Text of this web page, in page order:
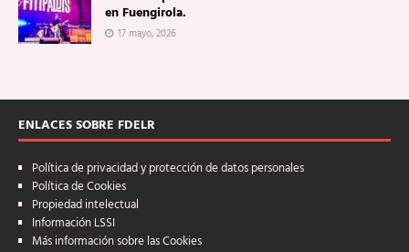
en Fuengirola.
17 mayo, 2026
ENLACES SOBRE FDELR
Política de privacidad y protección de datos personales
Política de Cookies
Propiedad intelectual
Información LSSI
Más información sobre las Cookies